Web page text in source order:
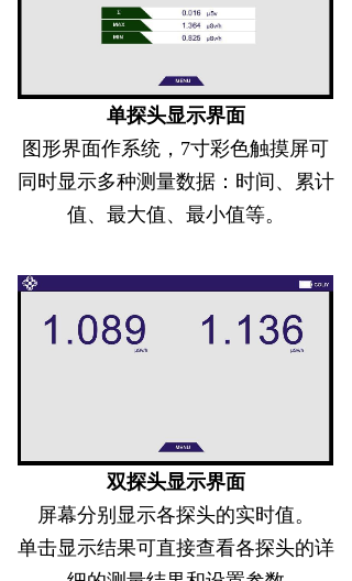
单探头显示界面
图形界面作系统， 7寸彩色触摸屏可
同时显示多种测量数据：时间、
累计
值、 最大值、最小值等。
双探头显示界面
屏幕分别显示各探头的实时值。
单击显示结果可直接查看各探头的详